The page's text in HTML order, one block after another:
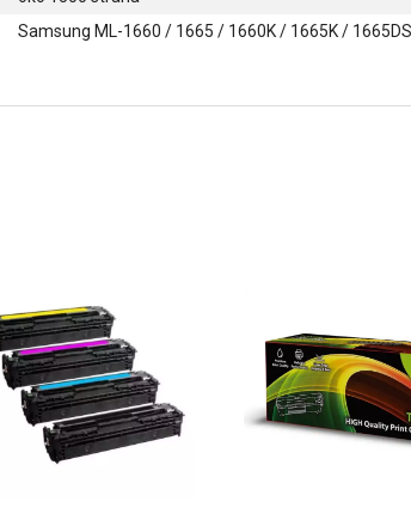
Samsung ML-1660 / 1665 / 1660K / 1665K /